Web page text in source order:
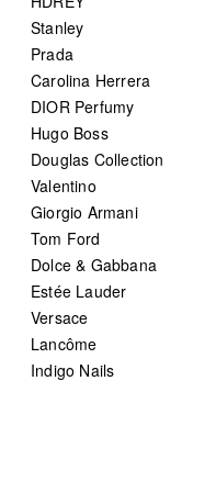
Stanley
Prada
Carolina Herrera
DIOR Perfumy
Hugo Boss
Douglas Collection
Valentino
Giorgio Armani
Tom Ford
Dolce & Gabbana
Estée Lauder
Versace
Lancôme
Indigo Nails